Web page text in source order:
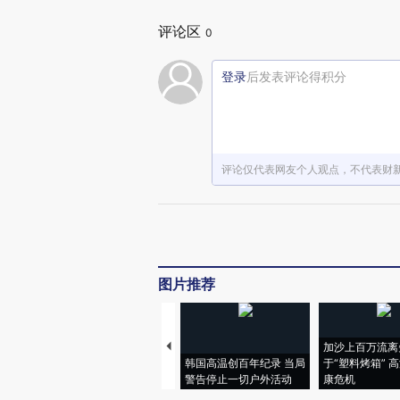
评论区 0
登录后发表评论得积分
评论仅代表网友个人观点，不代表财
图片推荐
韩国高温创百年纪录 当局
警告停止一切户外活动
加沙上百万流
于“塑料烤箱”
康危机